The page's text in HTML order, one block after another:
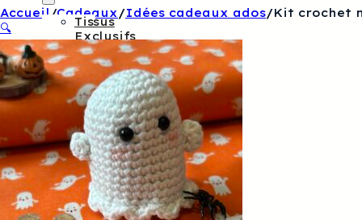
Tissus
Exclusifs
Augustine
Et
Balthazar
Patrons
De
Couture
Augustine
Et
Balthazar
Boutons
Et
Étiquettes
Accueil /Cadeaux/Idées cadeaux ados/Kit crochet
🔍